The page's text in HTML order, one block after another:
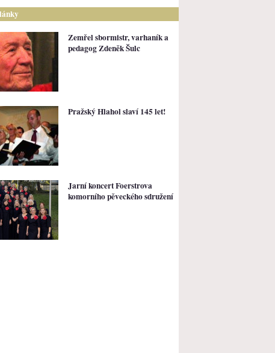
Zemřel sbormistr, varhaník a
pedagog Zdeněk Šulc
Pražský Hlahol slaví 145 let!
Jarní koncert Foerstrova
komorního pěveckého sdružení